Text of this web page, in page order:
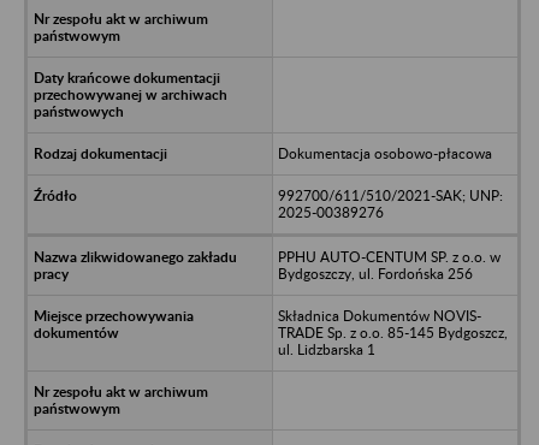
Dokumentacja osobowo-płacowa
992700/611/510/2021-SAK; UNP:
2025-00389276
PPHU AUTO-CENTUM SP. z o.o. w
Bydgoszczy, ul. Fordońska 256
Składnica Dokumentów NOVIS-
TRADE Sp. z o.o. 85-145 Bydgoszcz,
ul. Lidzbarska 1